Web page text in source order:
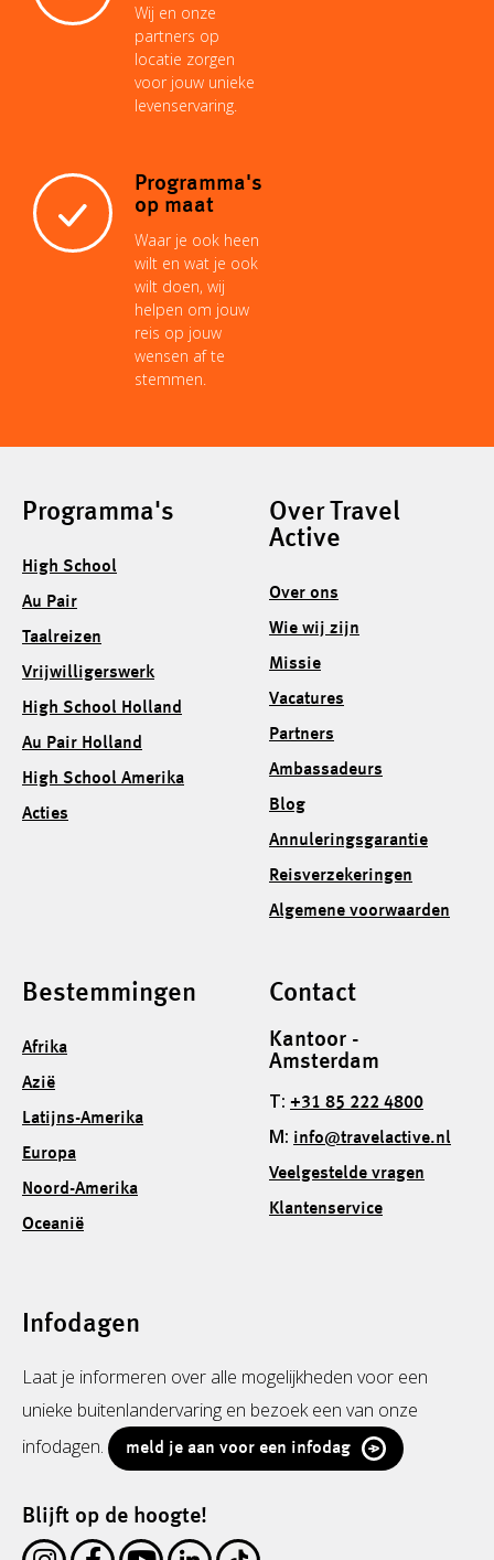
Wij en onze
partners op
locatie zorgen
voor jouw unieke
levenservaring.
Programma's
op maat
Waar je ook heen
wilt en wat je ook
wilt doen, wij
helpen om jouw
reis op jouw
wensen af te
stemmen.
Programma's
High School
Au Pair
Taalreizen
Vrijwilligerswerk
High School Holland
Au Pair Holland
High School Amerika
Acties
Over Travel
Active
Over ons
Wie wij zijn
Missie
Vacatures
Partners
Ambassadeurs
Blog
Annuleringsgarantie
Reisverzekeringen
Algemene voorwaarden
Bestemmingen
Afrika
Azië
Latijns-Amerika
Europa
Noord-Amerika
Oceanië
Contact
Kantoor -
Amsterdam
T: +31 85 222 4800
M: info@travelactive.nl
Veelgestelde vragen
Klantenservice
Infodagen
Laat je informeren over alle mogelijkheden voor een
unieke buitenlandervaring en bezoek een van onze
infodagen.
meld je aan voor een infodag
Blijft op de hoogte!